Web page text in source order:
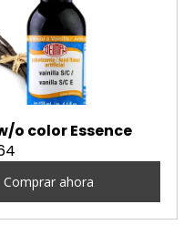
o color Essence
Comprar ahora